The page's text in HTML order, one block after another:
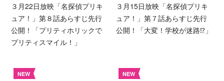
３月22日放映「名探偵プリキ
ュア！」第８話あらすじ先行
公開！「プリティホリックで
プリティスマイル！」
３月15日放映「名探偵プリキ
ュア！」第７話あらすじ先行
公開！「大変！学校が迷路⁉︎」
NEW NEW